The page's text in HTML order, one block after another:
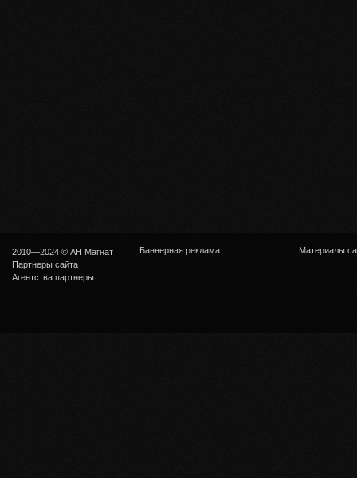
2010—2024 © АН Магнат
Партнеры сайта
Агентства партнеры
Баннерная реклама Материалы